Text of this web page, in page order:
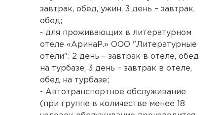
завтрак, обед, ужин, 3 день – завтрак,
обед;
- для проживающих в литературном
отеле «АринаР.» ООО "Литературные
отели": 2 день – завтрак в отеле, обед
на турбазе, 3 день – завтрак в отеле,
обед на турбазе;
- Автотранспортное обслуживание
(при группе в количестве менее 18